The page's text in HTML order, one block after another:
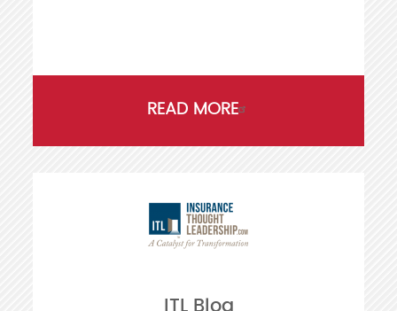
READ MORE
ITL Blog